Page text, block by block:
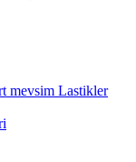
mevsim Lastikler